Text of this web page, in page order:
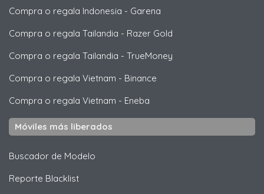
Compra o regala Indonesia - Garena
Compra o regala Tailandia - Razer Gold
Compra o regala Tailandia - TrueMoney
Compra o regala Vietnam - Binance
Compra o regala Vietnam - Eneba
Móviles más liberados
Buscador de Modelo
Reporte Blacklist